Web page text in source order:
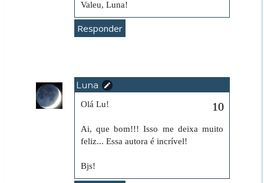
Valeu, Luna!
Responder
Luna
Olá Lu!
Ai, que bom!!! Isso me deixa muito
feliz... Essa autora é incrível!
Bjs!